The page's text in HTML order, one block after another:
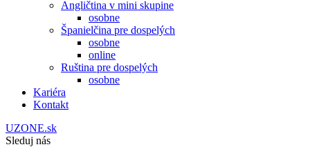
Angličtina v mini skupine
osobne
Španielčina pre dospelých
osobne
online
Ruština pre dospelých
osobne
Kariéra
Kontakt
UZONE.sk
Sleduj nás